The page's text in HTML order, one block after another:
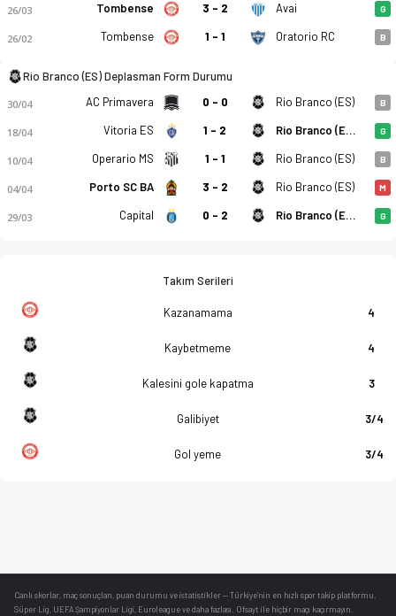
26/03 Tombense 3 - 2 Avai G
26/02 Tombense 1 - 1 Oratorio RC B
Rio Branco (ES) Deplasman Form Durumu
30/04 AC Primavera 0 - 0 Rio Branco (ES) B
18/04 Vitoria ES 1 - 2 Rio Branco (ES) G
10/04 Operario MS 1 - 1 Rio Branco (ES) B
04/04 Porto SC BA 3 - 2 Rio Branco (ES) M
29/03 Capital 0 - 2 Rio Branco (ES) G
Takım Serileri
Kazanamama 4
Kaybetmeme 4
Kalesini gole kapatma 3
Galibiyet 3/4
Gol yeme 3/4
Canlı skorlar , maç sonuçları, puan durumu ve istatistikler — Türkiye’nin en hızlı spor takip platformu.
Süper Lig, UEFA Şampiyonlar Ligi, Euroleague ve daha fazlası. Ofsayt ile hiçbir maçı kaçırmayın.